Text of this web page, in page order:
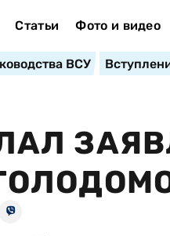
Статьи Фото и видео
ВСУ